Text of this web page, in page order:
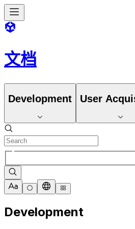
文档
Development User
Development